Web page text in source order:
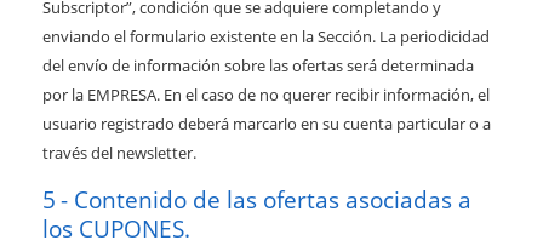
Subscriptor”, condición que se adquiere completando y
enviando el formulario existente en la Sección. La periodicidad
del envío de información sobre las ofertas será determinada
por la EMPRESA. En el caso de no querer recibir información, el
usuario registrado deberá marcarlo en su cuenta particular o a
través del newsletter.
Contenido de las ofertas asociadas a
los CUPONES.